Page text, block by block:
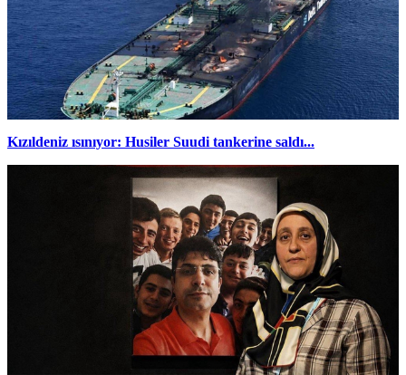
Kızıldeniz ısınıyor: Husiler Suudi tankerine saldı...